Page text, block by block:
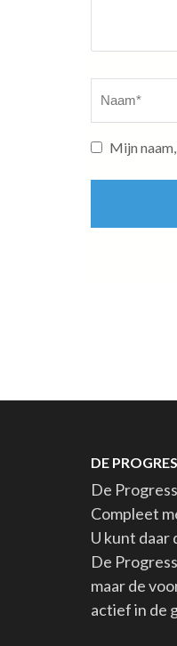
Mijn
DE
De
Compleet
U kunt daar
De
maar de
actief in de